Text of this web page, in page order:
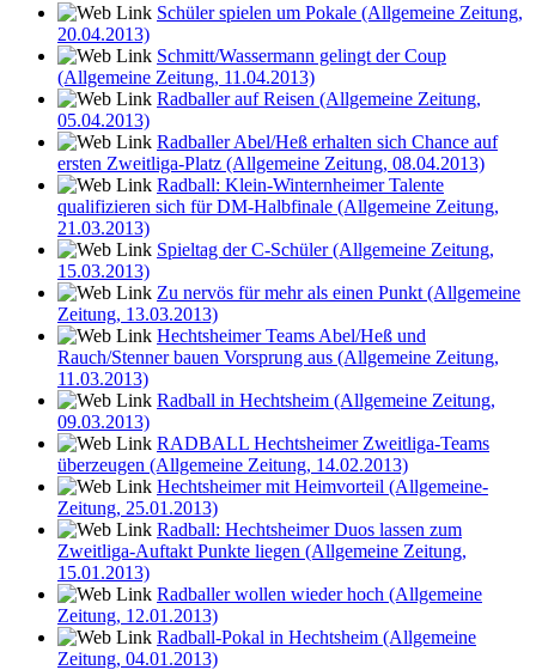
Schüler spielen um Pokale (Allgemeine Zeitung,
20.04.2013)
Schmitt/Wassermann gelingt der Coup
(Allgemeine Zeitung, 11.04.2013)
Radballer auf Reisen (Allgemeine Zeitung,
05.04.2013)
Radballer Abel/Heß erhalten sich Chance auf
ersten Zweitliga-Platz (Allgemeine Zeitung, 08.04.2013)
Radball: Klein-Winternheimer Talente
qualifizieren sich für DM-Halbfinale (Allgemeine Zeitung,
21.03.2013)
Spieltag der C-Schüler (Allgemeine Zeitung,
15.03.2013)
Zu nervös für mehr als einen Punkt (Allgemeine
Zeitung, 13.03.2013)
Hechtsheimer Teams Abel/Heß und
Rauch/Stenner bauen Vorsprung aus (Allgemeine Zeitung,
11.03.2013)
Radball in Hechtsheim (Allgemeine Zeitung,
09.03.2013)
RADBALL Hechtsheimer Zweitliga-Teams
überzeugen (Allgemeine Zeitung, 14.02.2013)
Hechtsheimer mit Heimvorteil (Allgemeine-
Zeitung, 25.01.2013)
Radball: Hechtsheimer Duos lassen zum
Zweitliga-Auftakt Punkte liegen (Allgemeine Zeitung,
15.01.2013)
Radballer wollen wieder hoch (Allgemeine
Zeitung, 12.01.2013)
Radball-Pokal in Hechtsheim (Allgemeine
Zeitung, 04.01.2013)